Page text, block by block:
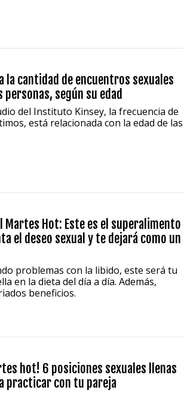
la cantidad de encuentros sexuales
personas, según su edad
del Instituto Kinsey, la frecuencia de
está relacionada con la edad de las
Martes Hot: Este es el superalimento
el deseo sexual y te dejará como un
problemas con la libido, este será tu
en la dieta del día a día. Además,
beneficios.
hot! 6 posiciones sexuales llenas
practicar con tu pareja